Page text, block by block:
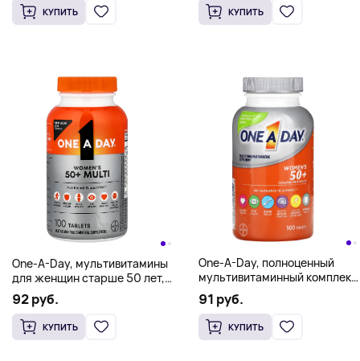
КУПИТЬ КУПИТЬ
One-A-Day, мультивитамины
для женщин старше 50 лет,
100 таблеток
92 руб.
КУПИТЬ
One-A-Day, полноценный
мультивитаминный комплекс
для женщин старше 50 лет,
100 таблеток
91 руб.
КУПИТЬ